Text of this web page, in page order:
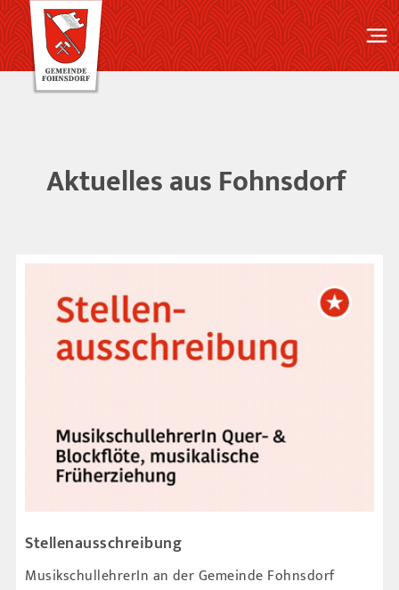
Aktuelles aus Fohnsdorf
Stellenausschreibung
MusikschullehrerIn an der Gemeinde Fohnsdorf